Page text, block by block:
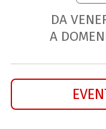
DA
A